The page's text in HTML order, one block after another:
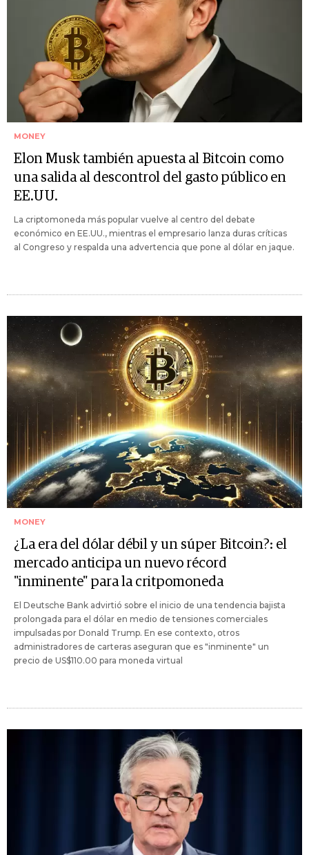
MONEY
Elon Musk también apuesta al Bitcoin como
una salida al descontrol del gasto público en
EE.UU.
La criptomoneda más popular vuelve al centro del debate
económico en EE.UU., mientras el empresario lanza duras críticas
al Congreso y respalda una advertencia que pone al dólar en jaque.
MONEY
¿La era del dólar débil y un súper Bitcoin?: el
mercado anticipa un nuevo récord
"inminente" para la critpomoneda
El Deutsche Bank advirtió sobre el inicio de una tendencia bajista
prolongada para el dólar en medio de tensiones comerciales
impulsadas por Donald Trump. En ese contexto, otros
administradores de carteras aseguran que es "inminente" un
precio de US$110.00 para moneda virtual